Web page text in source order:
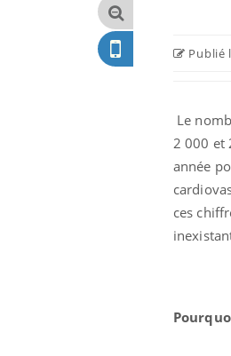
Publié
Le
2 000 et
année
ces